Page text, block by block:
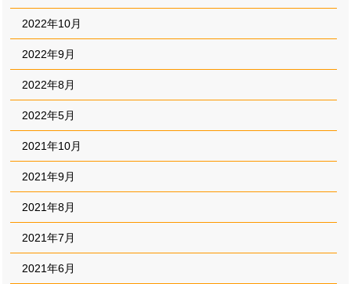
2022年10月
2022年9月
2022年8月
2022年5月
2021年10月
2021年9月
2021年8月
2021年7月
2021年6月